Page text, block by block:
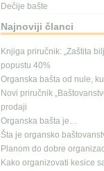
Dečije bašte
Najnoviji članci
Knjiga priručnik: „Zaštita
popustu 40%
Organska bašta od nule,
Novi priručnik
prodaji
Organska bašta je…
Šta je organsko
Planom do dobre
Kako organizovati kesice